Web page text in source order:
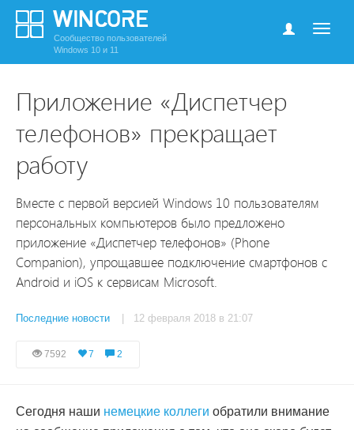
Сообщество пользователей
Windows 10 и 11
Приложение «Диспетчер
телефонов» прекращает
работу
Вместе с первой версией Windows 10 пользователям
персональных компьютеров было предложено
приложение «Диспетчер телефонов» (Phone
Companion), упрощавшее подключение смартфонов с
Android и iOS к сервисам Microsoft.
Последние новости | 12 февраля 2018 в 21:07
7592 7 2
Сегодня наши немецкие коллеги обратили внимание